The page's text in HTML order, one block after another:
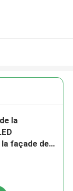
la
façade de